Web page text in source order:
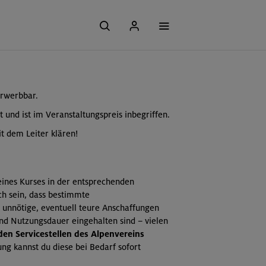
und ist im Veranstaltungspreis inbegriffen.
dem Leiter klären!
Kurses in der entsprechenden
sein, dass bestimmte
eventuell teure Anschaffungen
Nutzungsdauer eingehalten sind – vielen
Servicestellen des Alpenvereins
kannst du diese bei Bedarf sofort